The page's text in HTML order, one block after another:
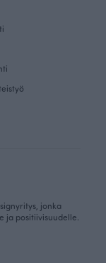
jonka
ja positiivisuudelle.